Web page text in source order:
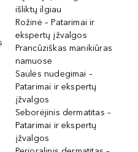
išliktų ilgiau
Rožinė – Patarimai ir
ekspertų įžvalgos
Prancūziškas manikiūras
namuose
Saulės nudegimai –
Patarimai ir ekspertų
įžvalgos
Seborėjinis dermatitas –
Patarimai ir ekspertų
įžvalgos